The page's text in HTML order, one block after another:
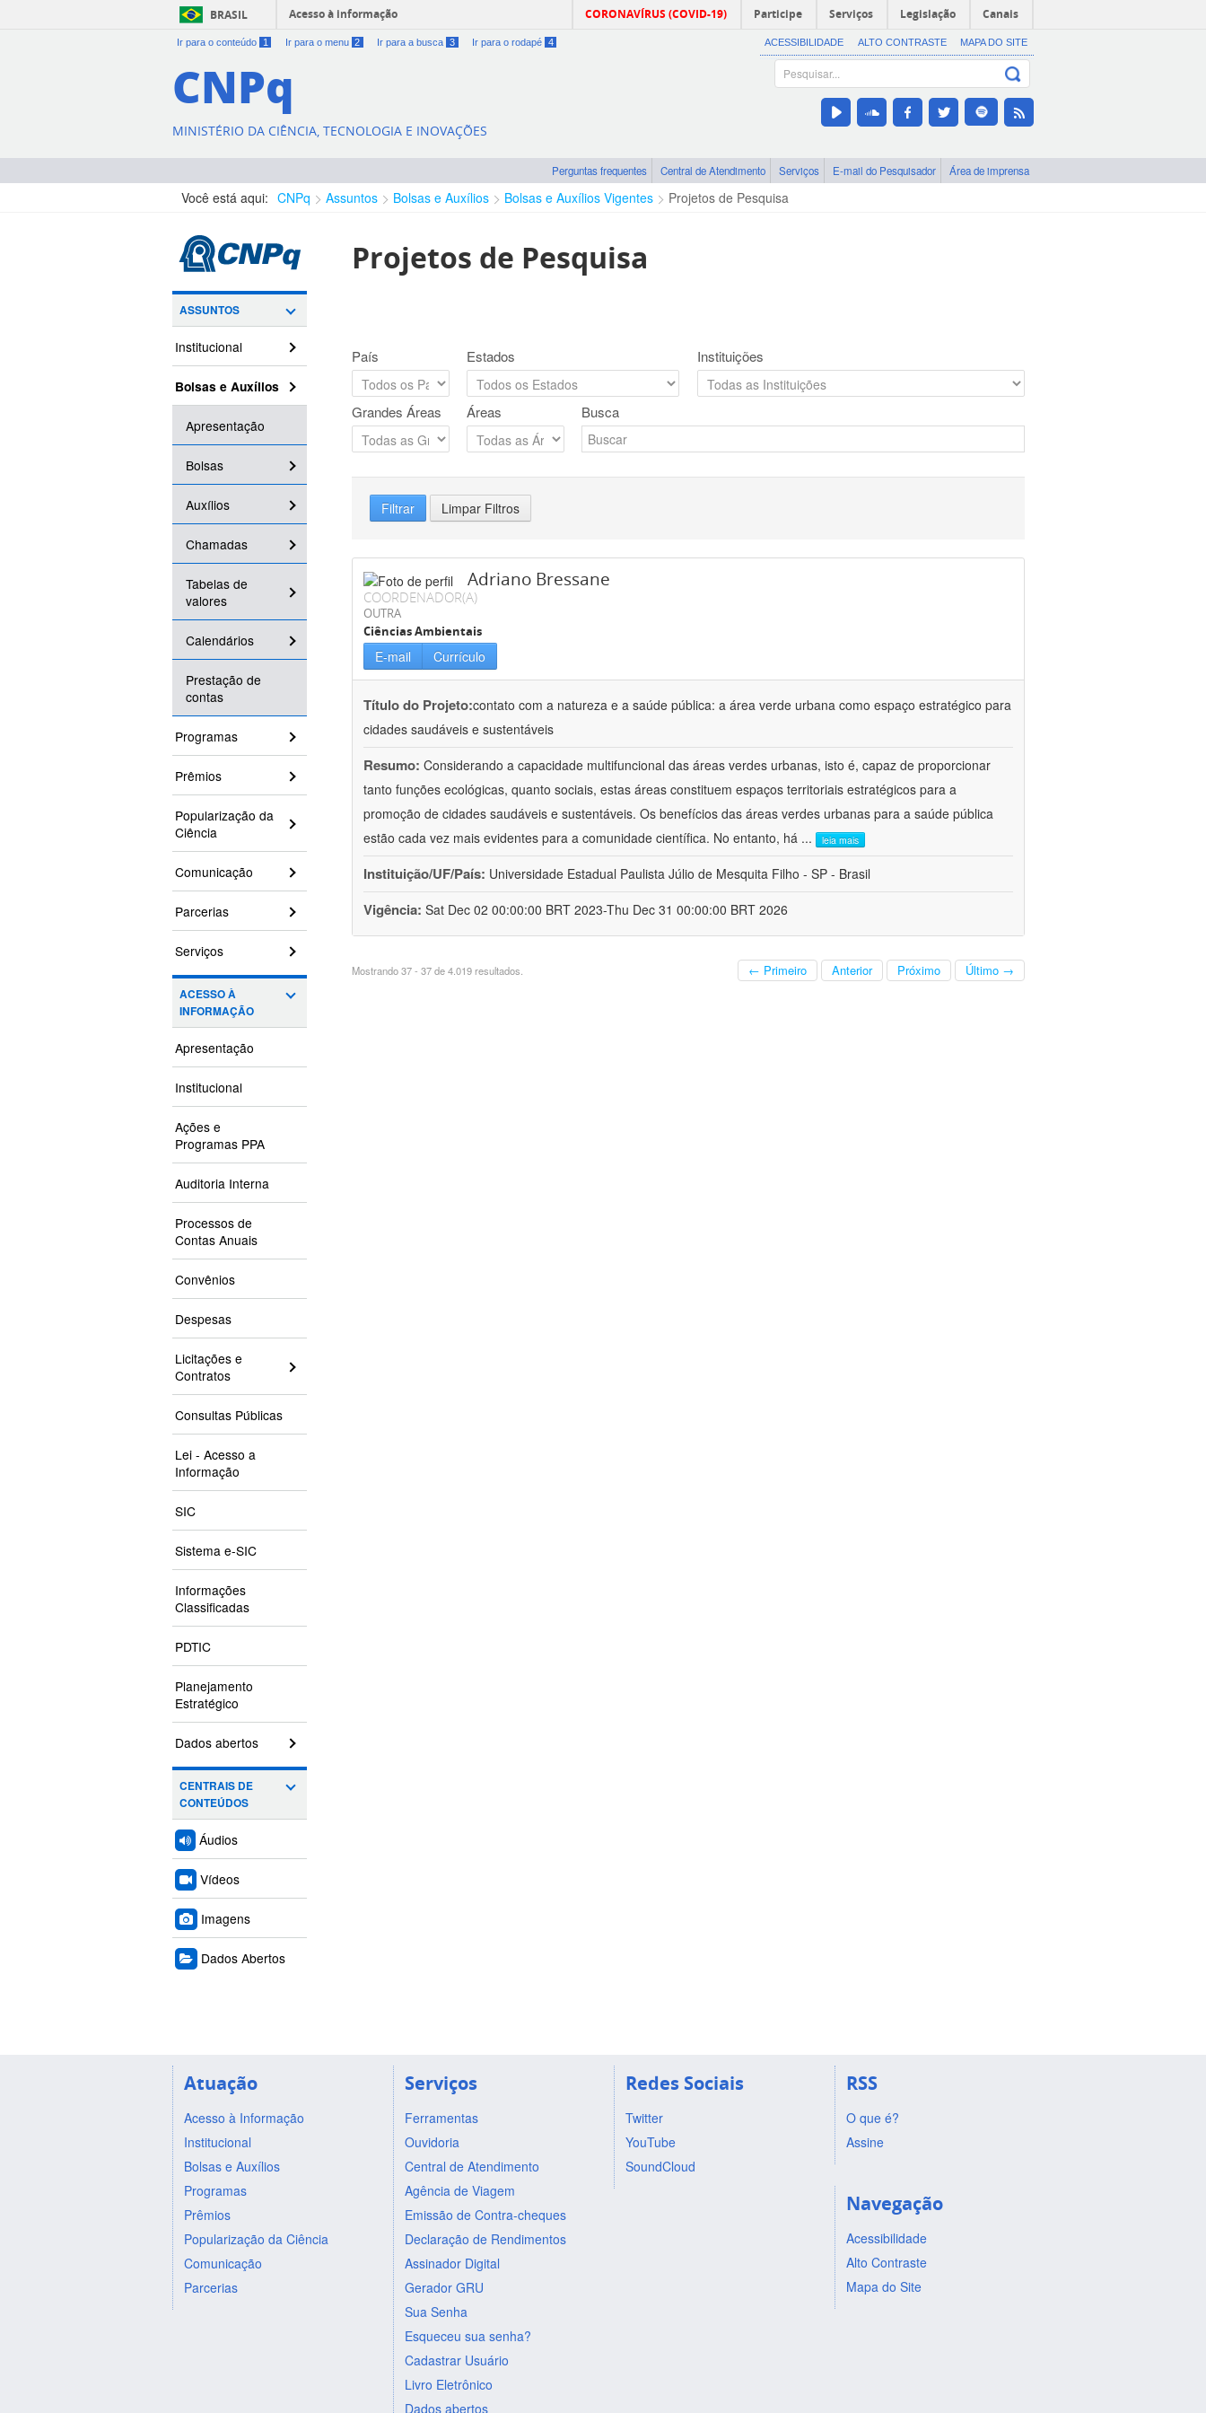
BRASIL Acesso à informação CORONAVÍRUS (COVID-19) Participe Serviços Legislação Canais
Ir para o conteúdo 1 Ir para o menu 2 Ir para a busca 3 Ir para o rodapé 4 ACESSIBILIDADE ALTO CONTRASTE MAPA DO SITE
CNPq
MINISTÉRIO DA CIÊNCIA, TECNOLOGIA E INOVAÇÕES
Perguntas frequentes Central de Atendimento Serviços E-mail do Pesquisador Área de imprensa
Você está aqui: CNPq Assuntos Bolsas e Auxílios Bolsas e Auxílios Vigentes Projetos de Pesquisa
ASSUNTOS
Institucional
Bolsas e Auxílios
Apresentação
Bolsas
Auxílios
Chamadas
Tabelas de
valores
Calendários
Prestação de
contas
Programas
Prêmios
Popularização da
Ciência
Comunicação
Parcerias
Serviços
ACESSO À
INFORMAÇÃO
Apresentação
Institucional
Ações e
Programas PPA
Auditoria Interna
Processos de
Contas Anuais
Convênios
Despesas
Licitações e
Contratos
Consultas Públicas
Lei - Acesso a
Informação
SIC
Sistema e-SIC
Informações
Classificadas
PDTIC
Planejamento
Estratégico
Dados abertos
CENTRAIS DE
CONTEÚDOS
Áudios
Vídeos
Imagens
Dados Abertos
Projetos de Pesquisa
País Estados Instituições
Grandes Áreas Áreas Busca
Filtrar Limpar Filtros
Adriano Bressane
COORDENADOR(A)
OUTRA
Ciências Ambientais
E-mail Currículo
Título do Projeto:contato com a natureza e a saúde pública: a área verde urbana como espaço estratégico para
cidades saudáveis e sustentáveis
Resumo: Considerando a capacidade multifuncional das áreas verdes urbanas, isto é, capaz de proporcionar
tanto funções ecológicas, quanto sociais, estas áreas constituem espaços territoriais estratégicos para a
promoção de cidades saudáveis e sustentáveis. Os benefícios das áreas verdes urbanas para a saúde pública
estão cada vez mais evidentes para a comunidade científica. No entanto, há ... leia mais
Instituição/UF/País: Universidade Estadual Paulista Júlio de Mesquita Filho - SP - Brasil
Vigência: Sat Dec 02 00:00:00 BRT 2023-Thu Dec 31 00:00:00 BRT 2026
Mostrando 37 - 37 de 4.019 resultados. ← Primeiro Anterior Próximo Último →
Atuação
Acesso à Informação
Institucional
Bolsas e Auxílios
Programas
Prêmios
Popularização da Ciência
Comunicação
Parcerias
Serviços
Ferramentas
Ouvidoria
Central de Atendimento
Agência de Viagem
Emissão de Contra-cheques
Declaração de Rendimentos
Assinador Digital
Gerador GRU
Sua Senha
Esqueceu sua senha?
Cadastrar Usuário
Livro Eletrônico
Dados abertos
Redes Sociais
Twitter
YouTube
SoundCloud
RSS
O que é?
Assine
Navegação
Acessibilidade
Alto Contraste
Mapa do Site